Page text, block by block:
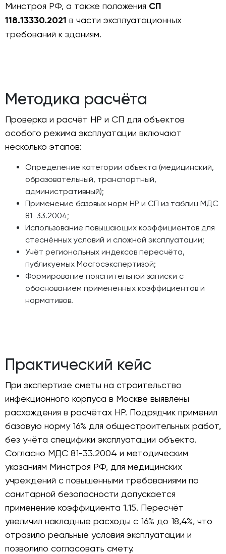
Минстроя РФ, а также положения СП
118.13330.2021 в части эксплуатационных
требований к зданиям.
Методика расчёта
Проверка и расчёт НР и СП для объектов
особого режима эксплуатации включают
несколько этапов:
Определение категории объекта (медицинский,
образовательный, транспортный,
административный);
Применение базовых норм НР и СП из таблиц МДС
81-33.2004;
Использование повышающих коэффициентов для
стеснённых условий и сложной эксплуатации;
Учёт региональных индексов пересчёта,
публикуемых Мосгосэкспертизой;
Формирование пояснительной записки с
обоснованием применённых коэффициентов и
нормативов.
Практический кейс
При экспертизе сметы на строительство
инфекционного корпуса в Москве выявлены
расхождения в расчётах НР. Подрядчик применил
базовую норму 16% для общестроительных работ,
без учёта специфики эксплуатации объекта.
Согласно МДС 81-33.2004 и методическим
указаниям Минстроя РФ, для медицинских
учреждений с повышенными требованиями по
санитарной безопасности допускается
применение коэффициента 1.15. Пересчёт
увеличил накладные расходы с 16% до 18,4%, что
отразило реальные условия эксплуатации и
позволило согласовать смету.